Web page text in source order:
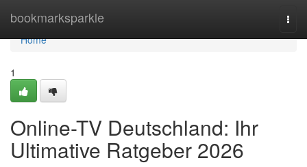
bookmarksparkle
Home
Home
1
Online-TV Deutschland: Ihr
Ultimative Ratgeber 2026